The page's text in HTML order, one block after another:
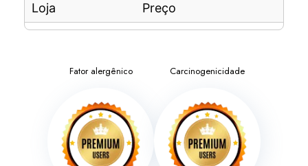
Loja Preço
Fator alergênico Carcinogenicidade